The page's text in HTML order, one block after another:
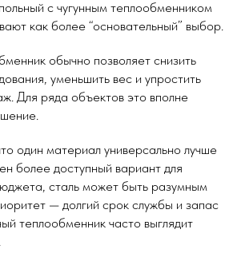
с чугунным теплообменником
как более “основательный” выбор.
обычно позволяет снизить
уменьшить вес и упростить
Для ряда объектов это вполне
один материал универсально лучше
более доступный вариант для
сталь может быть разумным
— долгий срок службы и запас
теплообменник часто выглядит